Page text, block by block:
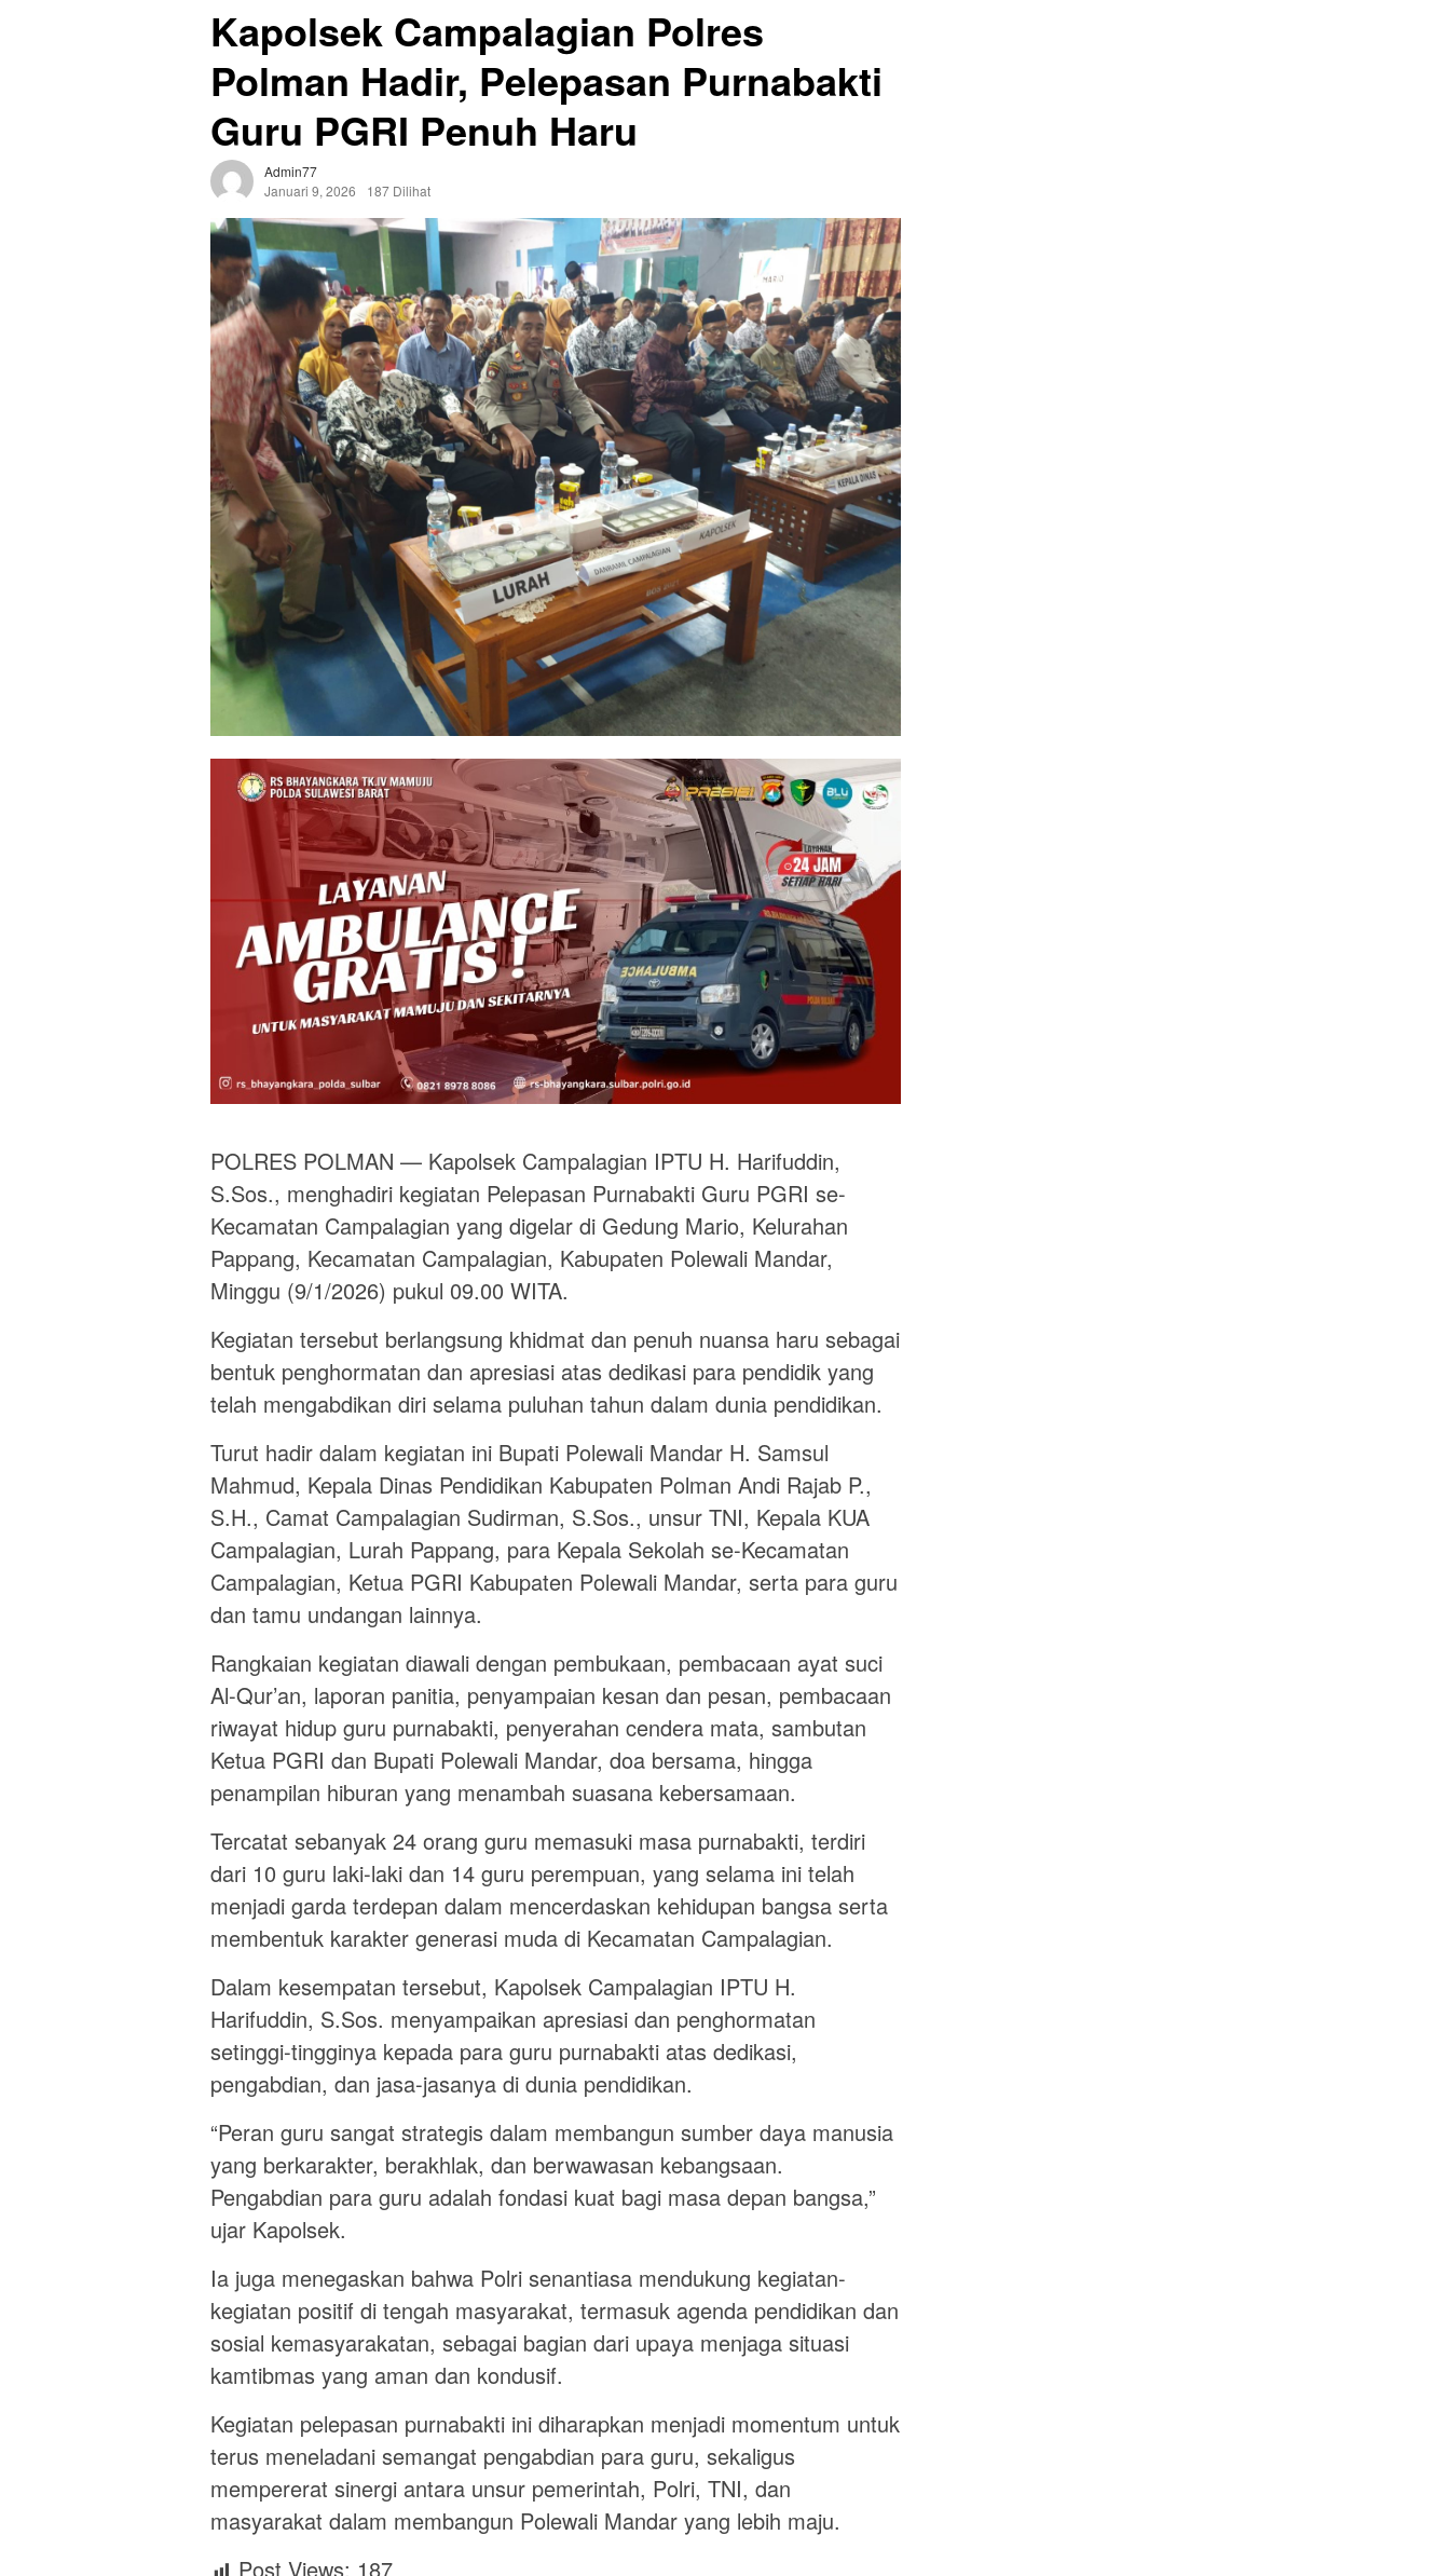
Kapolsek Campalagian Polres
Polman Hadir, Pelepasan Purnabakti
Guru PGRI Penuh Haru
Admin77
Januari 9, 2026
187 Dilihat
POLRES POLMAN — Kapolsek Campalagian IPTU H. Harifuddin,
S.Sos., menghadiri kegiatan Pelepasan Purnabakti Guru PGRI se-
Kecamatan Campalagian yang digelar di Gedung Mario, Kelurahan
Pappang, Kecamatan Campalagian, Kabupaten Polewali Mandar,
Minggu (9/1/2026) pukul 09.00 WITA.
Kegiatan tersebut berlangsung khidmat dan penuh nuansa haru sebagai
bentuk penghormatan dan apresiasi atas dedikasi para pendidik yang
telah mengabdikan diri selama puluhan tahun dalam dunia pendidikan.
Turut hadir dalam kegiatan ini Bupati Polewali Mandar H. Samsul
Mahmud, Kepala Dinas Pendidikan Kabupaten Polman Andi Rajab P.,
S.H., Camat Campalagian Sudirman, S.Sos., unsur TNI, Kepala KUA
Campalagian, Lurah Pappang, para Kepala Sekolah se-Kecamatan
Campalagian, Ketua PGRI Kabupaten Polewali Mandar, serta para guru
dan tamu undangan lainnya.
Rangkaian kegiatan diawali dengan pembukaan, pembacaan ayat suci
Al-Qur’an, laporan panitia, penyampaian kesan dan pesan, pembacaan
riwayat hidup guru purnabakti, penyerahan cendera mata, sambutan
Ketua PGRI dan Bupati Polewali Mandar, doa bersama, hingga
penampilan hiburan yang menambah suasana kebersamaan.
Tercatat sebanyak 24 orang guru memasuki masa purnabakti, terdiri
dari 10 guru laki-laki dan 14 guru perempuan, yang selama ini telah
menjadi garda terdepan dalam mencerdaskan kehidupan bangsa serta
membentuk karakter generasi muda di Kecamatan Campalagian.
Dalam kesempatan tersebut, Kapolsek Campalagian IPTU H.
Harifuddin, S.Sos. menyampaikan apresiasi dan penghormatan
setinggi-tingginya kepada para guru purnabakti atas dedikasi,
pengabdian, dan jasa-jasanya di dunia pendidikan.
“Peran guru sangat strategis dalam membangun sumber daya manusia
yang berkarakter, berakhlak, dan berwawasan kebangsaan.
Pengabdian para guru adalah fondasi kuat bagi masa depan bangsa,”
ujar Kapolsek.
Ia juga menegaskan bahwa Polri senantiasa mendukung kegiatan-
kegiatan positif di tengah masyarakat, termasuk agenda pendidikan dan
sosial kemasyarakatan, sebagai bagian dari upaya menjaga situasi
kamtibmas yang aman dan kondusif.
Kegiatan pelepasan purnabakti ini diharapkan menjadi momentum untuk
terus meneladani semangat pengabdian para guru, sekaligus
mempererat sinergi antara unsur pemerintah, Polri, TNI, dan
masyarakat dalam membangun Polewali Mandar yang lebih maju.
Post Views: 187